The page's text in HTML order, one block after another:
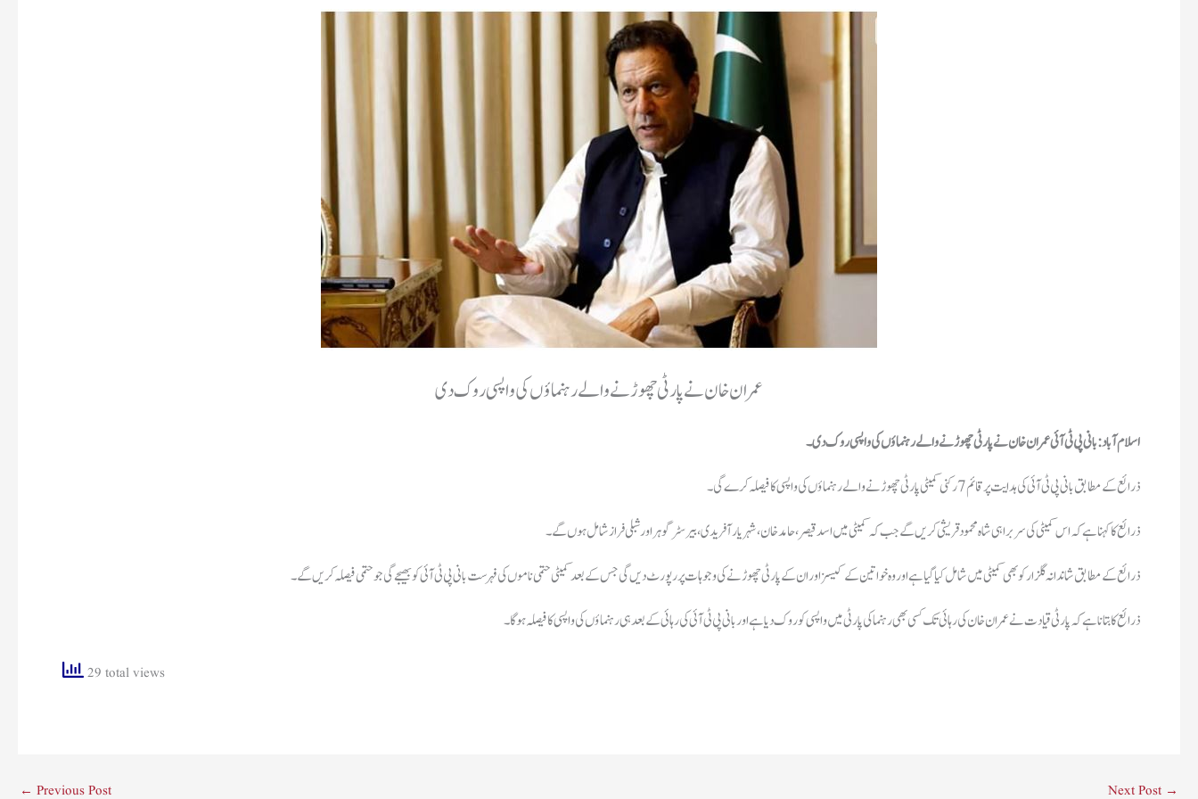
عمران خان نے پارٹی چھوڑنے والے رہنماؤں کی واپسی روک دی
ذرائع کے مطابق بانی پی ٹی آئی کی ہدایت پرقائم 7 رکنی کمیٹی پارٹی چھوڑنے والے رہنماؤں کی واپسی کا فیصلہ کرے گی۔
ذرائع کا کہنا ہےکہ اس کمیٹی کی سربراہی شاہ محمود قریشی کریں گے جب کہ کمیٹی میں اسد قیصر، حامد خان، شہریار آفریدی، بیرسٹر گوہر اور شبلی فراز شامل ہوں گے۔
ذرائع کے مطابق شاندانہ گلزار کو بھی کمیٹی میں شامل کیا گیا ہے اور وہ خواتین کےکیسز اور ان کے پارٹی چھوڑنےکی وجوہات پر رپورٹ دیں گی جس کے بعد کمیٹی حتمی ناموں کی فہرست بانی پی ٹی آئی کو بھیجےگی جو حتمی فیصلہ کریں گے۔
ذرائع کا بتانا ہے کہ پارٹی قیادت نے عمران خان کی رہائی تک کسی بھی رہنما کی پارٹی میں واپسی کو روک دیا ہے اور بانی پی ٹی آئی کی رہائی کے بعد ہی رہنماؤں کی واپسی کا فیصلہ ہوگا۔
29 total views
← Previous Post Next Post →